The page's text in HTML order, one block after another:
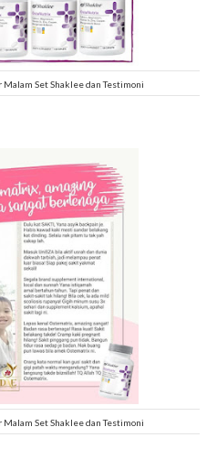
Set Shaklee dan Testimoni
Set Shaklee dan Testimoni